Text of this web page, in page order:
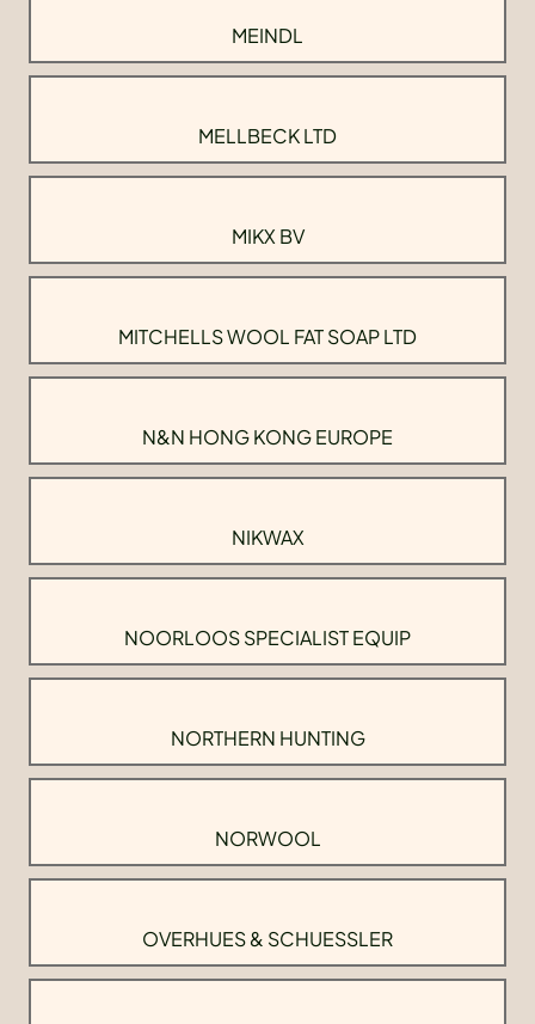
MEINDL
MELLBECK LTD
MIKX BV
MITCHELLS WOOL FAT SOAP LTD
N&N HONG KONG EUROPE
NIKWAX
NOORLOOS SPECIALIST EQUIP
NORTHERN HUNTING
NORWOOL
OVERHUES & SCHUESSLER